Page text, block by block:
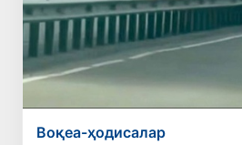
Воқеа-ҳодисалар